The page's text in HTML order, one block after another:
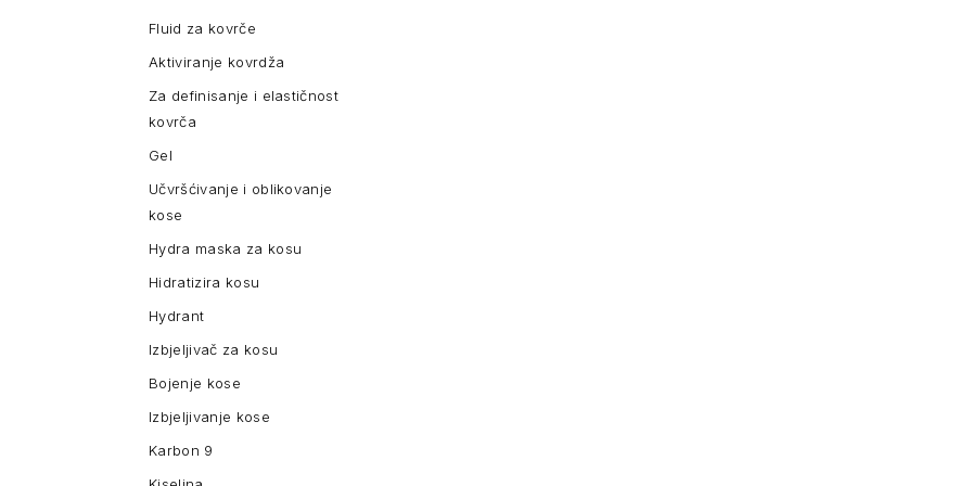
Fluid za kovrče
Aktiviranje kovrdža
Za definisanje i elastičnost
kovrča
Gel
Učvršćivanje i oblikovanje
kose
Hydra maska za kosu
Hidratizira kosu
Hydrant
Izbjeljivač za kosu
Bojenje kose
Izbjeljivanje kose
Karbon 9